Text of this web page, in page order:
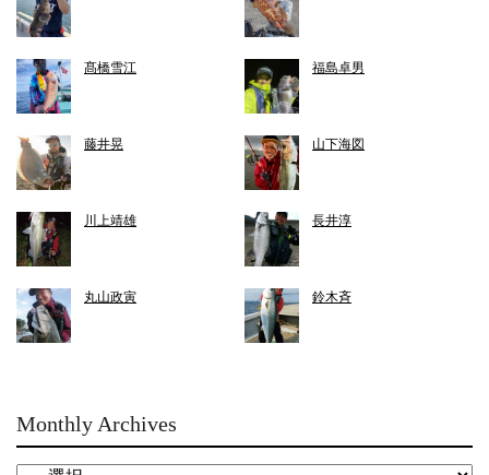
髙橋雪江 福島卓男
藤井晃 山下海図
川上靖雄 長井淳
丸山政寅 鈴木斉
Monthly Archives